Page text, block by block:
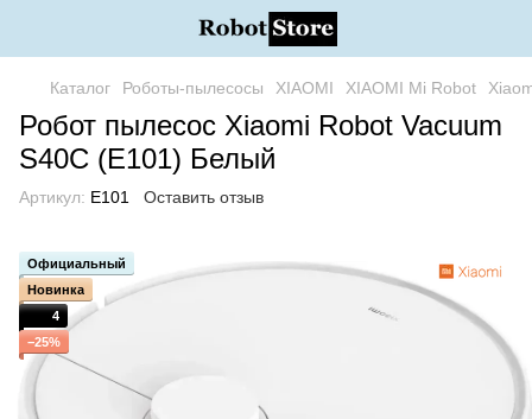
Каталог Роботы-пылесосы XIAOMI XIAOMI Mi Robot
Робот пылесос Xiaomi Robot Vacuum
S40C (Е101) Белый
Артикул: Е101 Оставить отзыв
Официальный
Новинка
4
−25%